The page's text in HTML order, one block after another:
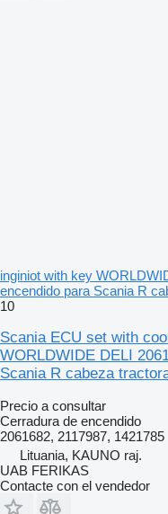
inginiot with key
encendido para Scania R
10
Scania ECU set with
WORLDWIDE DELI
Scania R cabeza
Precio a consultar
Cerradura de encendido
2061682, 2117987, 1421785
Lituania, KAUNO raj.
UAB FERIKAS
Contacte con el vendedor